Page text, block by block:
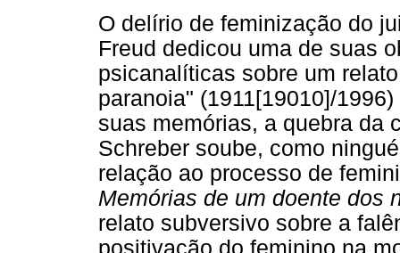
O delírio de feminização do
Freud dedicou uma de suas
psicanalíticas sobre um
paranoia" (1911[19010]/
suas memórias, a quebra da
Schreber soube, como
relação ao processo de
Memórias de um doente dos
relato subversivo sobre a
positivação do feminino na